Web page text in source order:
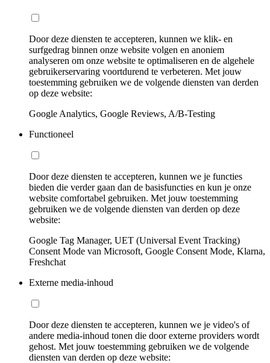
Door deze diensten te accepteren, kunnen we klik- en
surfgedrag binnen onze website volgen en anoniem
analyseren om onze website te optimaliseren en de algehele
gebruikerservaring voortdurend te verbeteren. Met jouw
toestemming gebruiken we de volgende diensten van derden
op deze website:
Google Analytics, Google Reviews, A/B-Testing
Functioneel
Door deze diensten te accepteren, kunnen we je functies
bieden die verder gaan dan de basisfuncties en kun je onze
website comfortabel gebruiken. Met jouw toestemming
gebruiken we de volgende diensten van derden op deze
website:
Google Tag Manager, UET (Universal Event Tracking)
Consent Mode van Microsoft, Google Consent Mode, Klarna,
Freshchat
Externe media-inhoud
Door deze diensten te accepteren, kunnen we je video's of
andere media-inhoud tonen die door externe providers wordt
gehost. Met jouw toestemming gebruiken we de volgende
diensten van derden op deze website: